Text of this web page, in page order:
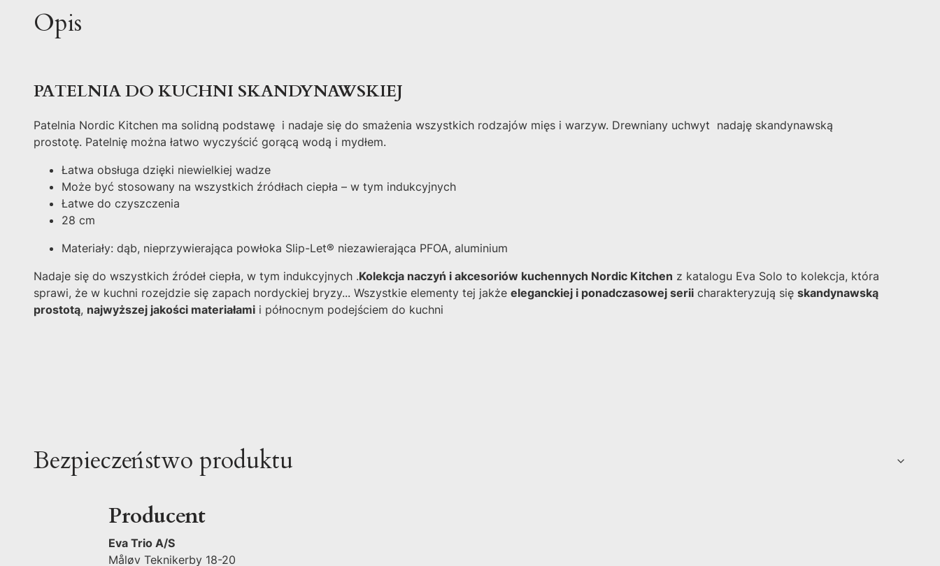
Opis
PATELNIA DO KUCHNI SKANDYNAWSKIEJ
Patelnia Nordic Kitchen ma solidną podstawę i nadaje się do smażenia wszystkich rodzajów mięs i warzyw. Drewniany uchwyt nadaję skandynawską
prostotę. Patelnię można łatwo wyczyścić gorącą wodą i mydłem.
Łatwa obsługa dzięki niewielkiej wadze
Może być stosowany na wszystkich źródłach ciepła – w tym indukcyjnych
Łatwe do czyszczenia
28 cm
Materiały: dąb, nieprzywierająca powłoka Slip-Let® niezawierająca PFOA, aluminium
Nadaje się do wszystkich źródeł ciepła, w tym indukcyjnych .Kolekcja naczyń i akcesoriów kuchennych Nordic Kitchen z katalogu Eva Solo to kolekcja, która
sprawi, że w kuchni rozejdzie się zapach nordyckiej bryzy... Wszystkie elementy tej jakże eleganckiej i ponadczasowej serii charakteryzują się skandynawską
prostotą, najwyższej jakości materiałami i północnym podejściem do kuchni
Bezpieczeństwo produktu
Producent
Eva Trio A/S
Måløv Teknikerby 18-20